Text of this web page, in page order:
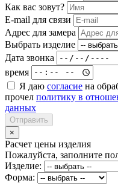
Как вас зовут?
E-mail для связи
Адрес для замера
Выбрать изделие
Дата звонка
время
Я даю согласие на
прочел политику в
данных
Отправить
×
Расчет цены изделия
Пожалуйста, заполните
Изделие:
Форма: